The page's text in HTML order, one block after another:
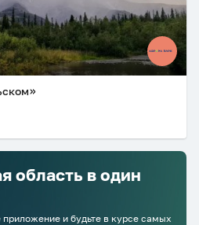
область в один
и будьте в курсе самых